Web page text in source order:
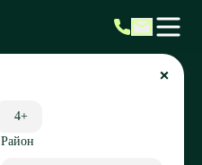
4+
Район